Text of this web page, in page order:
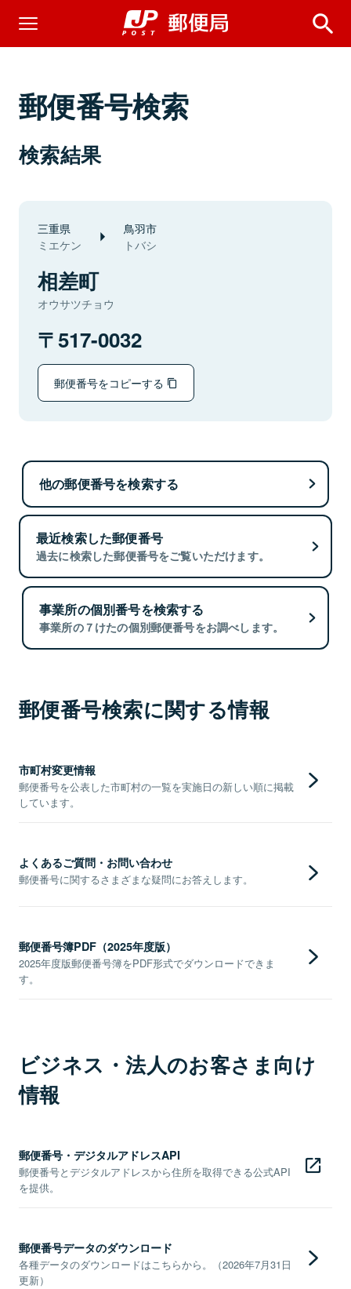
郵便番号検索
検索結果
三重県
ミエケン
鳥羽市
トバシ
相差町
オウサツチョウ
517-0032
郵便番号をコピーする
他の郵便番号を検索する
最近検索した郵便番号
過去に検索した郵便番号をご覧いただけます。
事業所の個別番号を検索する
事業所の７けたの個別郵便番号をお調べします。
郵便番号検索に関する情報
市町村変更情報
郵便番号を公表した市町村の一覧を実施日の新しい順に掲載
しています。
よくあるご質問・お問い合わせ
郵便番号に関するさまざまな疑問にお答えします。
郵便番号簿PDF（2025年度版）
2025年度版郵便番号簿をPDF形式でダウンロードできま
す。
ビジネス・法人のお客さま向け
情報
郵便番号・デジタルアドレスAPI
郵便番号とデジタルアドレスから住所を取得できる公式API
を提供。
郵便番号データのダウンロード
各種データのダウンロードはこちらから。（2026年7月31日
更新）